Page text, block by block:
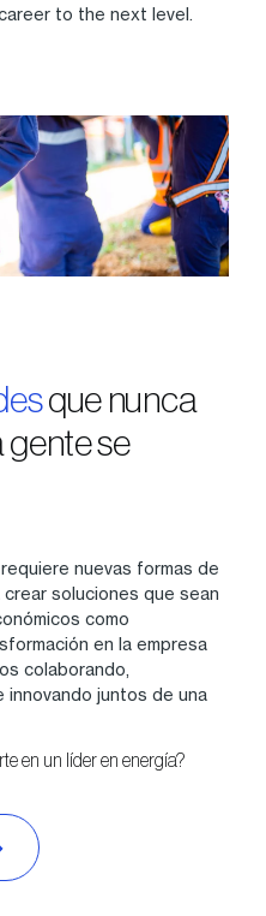
to the next level.
que nunca
gente se
nuevas formas de
soluciones que sean
como
en la empresa
colaborando,
juntos de una
en un líder en energía?